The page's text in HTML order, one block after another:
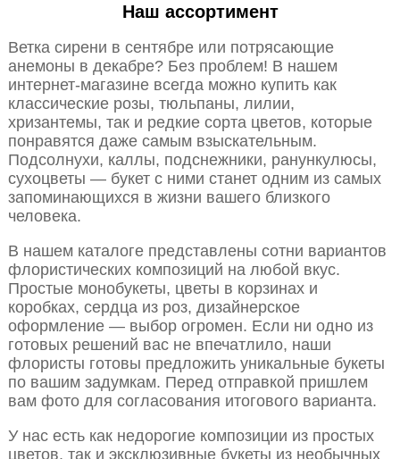
Наш ассортимент
Ветка сирени в сентябре или потрясающие
анемоны в декабре? Без проблем! В нашем
интернет-магазине всегда можно купить как
классические розы, тюльпаны, лилии,
хризантемы, так и редкие сорта цветов, которые
понравятся даже самым взыскательным.
Подсолнухи, каллы, подснежники, ранункулюсы,
сухоцветы — букет с ними станет одним из самых
запоминающихся в жизни вашего близкого
человека.
В нашем каталоге представлены сотни вариантов
флористических композиций на любой вкус.
Простые монобукеты, цветы в корзинах и
коробках, сердца из роз, дизайнерское
оформление — выбор огромен. Если ни одно из
готовых решений вас не впечатлило, наши
флористы готовы предложить уникальные букеты
по вашим задумкам. Перед отправкой пришлем
вам фото для согласования итогового варианта.
У нас есть как недорогие композиции из простых
цветов, так и эксклюзивные букеты из необычных